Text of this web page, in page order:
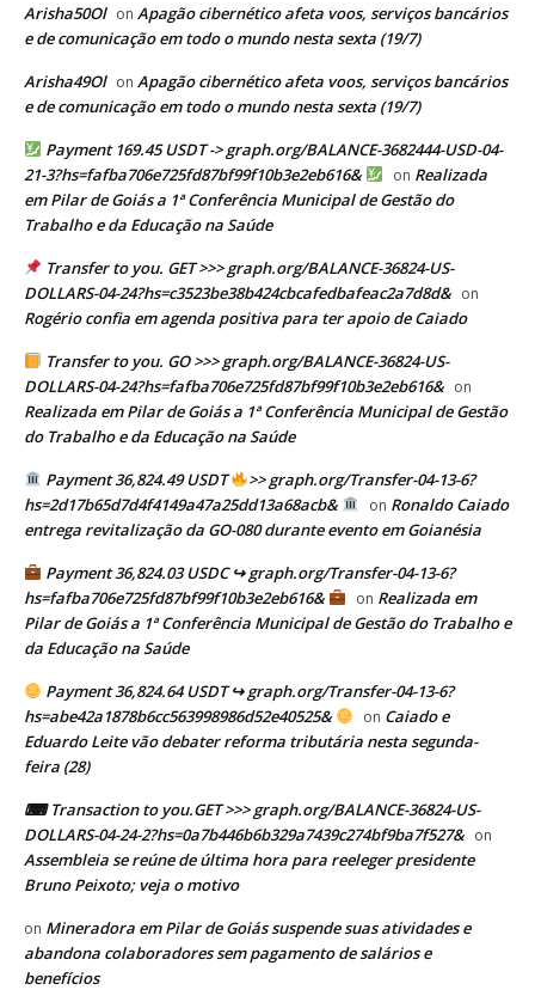
Arisha50Ol on Apagão cibernético afeta voos, serviços bancários
e de comunicação em todo o mundo nesta sexta (19/7)
Arisha49Ol on Apagão cibernético afeta voos, serviços bancários
e de comunicação em todo o mundo nesta sexta (19/7)
Payment 169.45 USDT -> graph.org/BALANCE-3682444-USD-04-
21-3?hs=fafba706e725fd87bf99f10b3e2eb616&
on Realizada
em Pilar de Goiás a 1ª Conferência Municipal de Gestão do
Trabalho e da Educação na Saúde
Transfer to you. GET >>> graph.org/BALANCE-36824-US-
DOLLARS-04-24?hs=c3523be38b424cbcafedbafeac2a7d8d& on
Rogério confia em agenda positiva para ter apoio de Caiado
Transfer to you. GO >>> graph.org/BALANCE-36824-US-
DOLLARS-04-24?hs=fafba706e725fd87bf99f10b3e2eb616& on
Realizada em Pilar de Goiás a 1ª Conferência Municipal de Gestão
do Trabalho e da Educação na Saúde
Payment 36,824.49 USDT
>> graph.org/Transfer-04-13-6?
hs=2d17b65d7d4f4149a47a25dd13a68acb&
on Ronaldo Caiado
entrega revitalização da GO-080 durante evento em Goianésia
Payment 36,824.03 USDC ↪ graph.org/Transfer-04-13-6?
hs=fafba706e725fd87bf99f10b3e2eb616&
on Realizada em
Pilar de Goiás a 1ª Conferência Municipal de Gestão do Trabalho e
da Educação na Saúde
Payment 36,824.64 USDT ↪ graph.org/Transfer-04-13-6?
hs=abe42a1878b6cc563998986d52e40525&
on Caiado e
Eduardo Leite vão debater reforma tributária nesta segunda-
feira (28)
⌨ Transaction to you.GET >>> graph.org/BALANCE-36824-US-
DOLLARS-04-24-2?hs=0a7b446b6b329a7439c274bf9ba7f527& on
Assembleia se reúne de última hora para reeleger presidente
Bruno Peixoto; veja o motivo
on Mineradora em Pilar de Goiás suspende suas atividades e
abandona colaboradores sem pagamento de salários e
benefícios